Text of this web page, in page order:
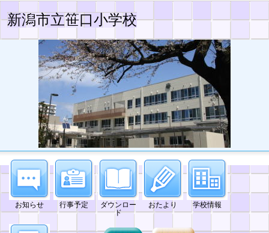
新潟市立笹口小学校
お知らせ 行事予定
ダウンロー
ド
おたより 学校情報